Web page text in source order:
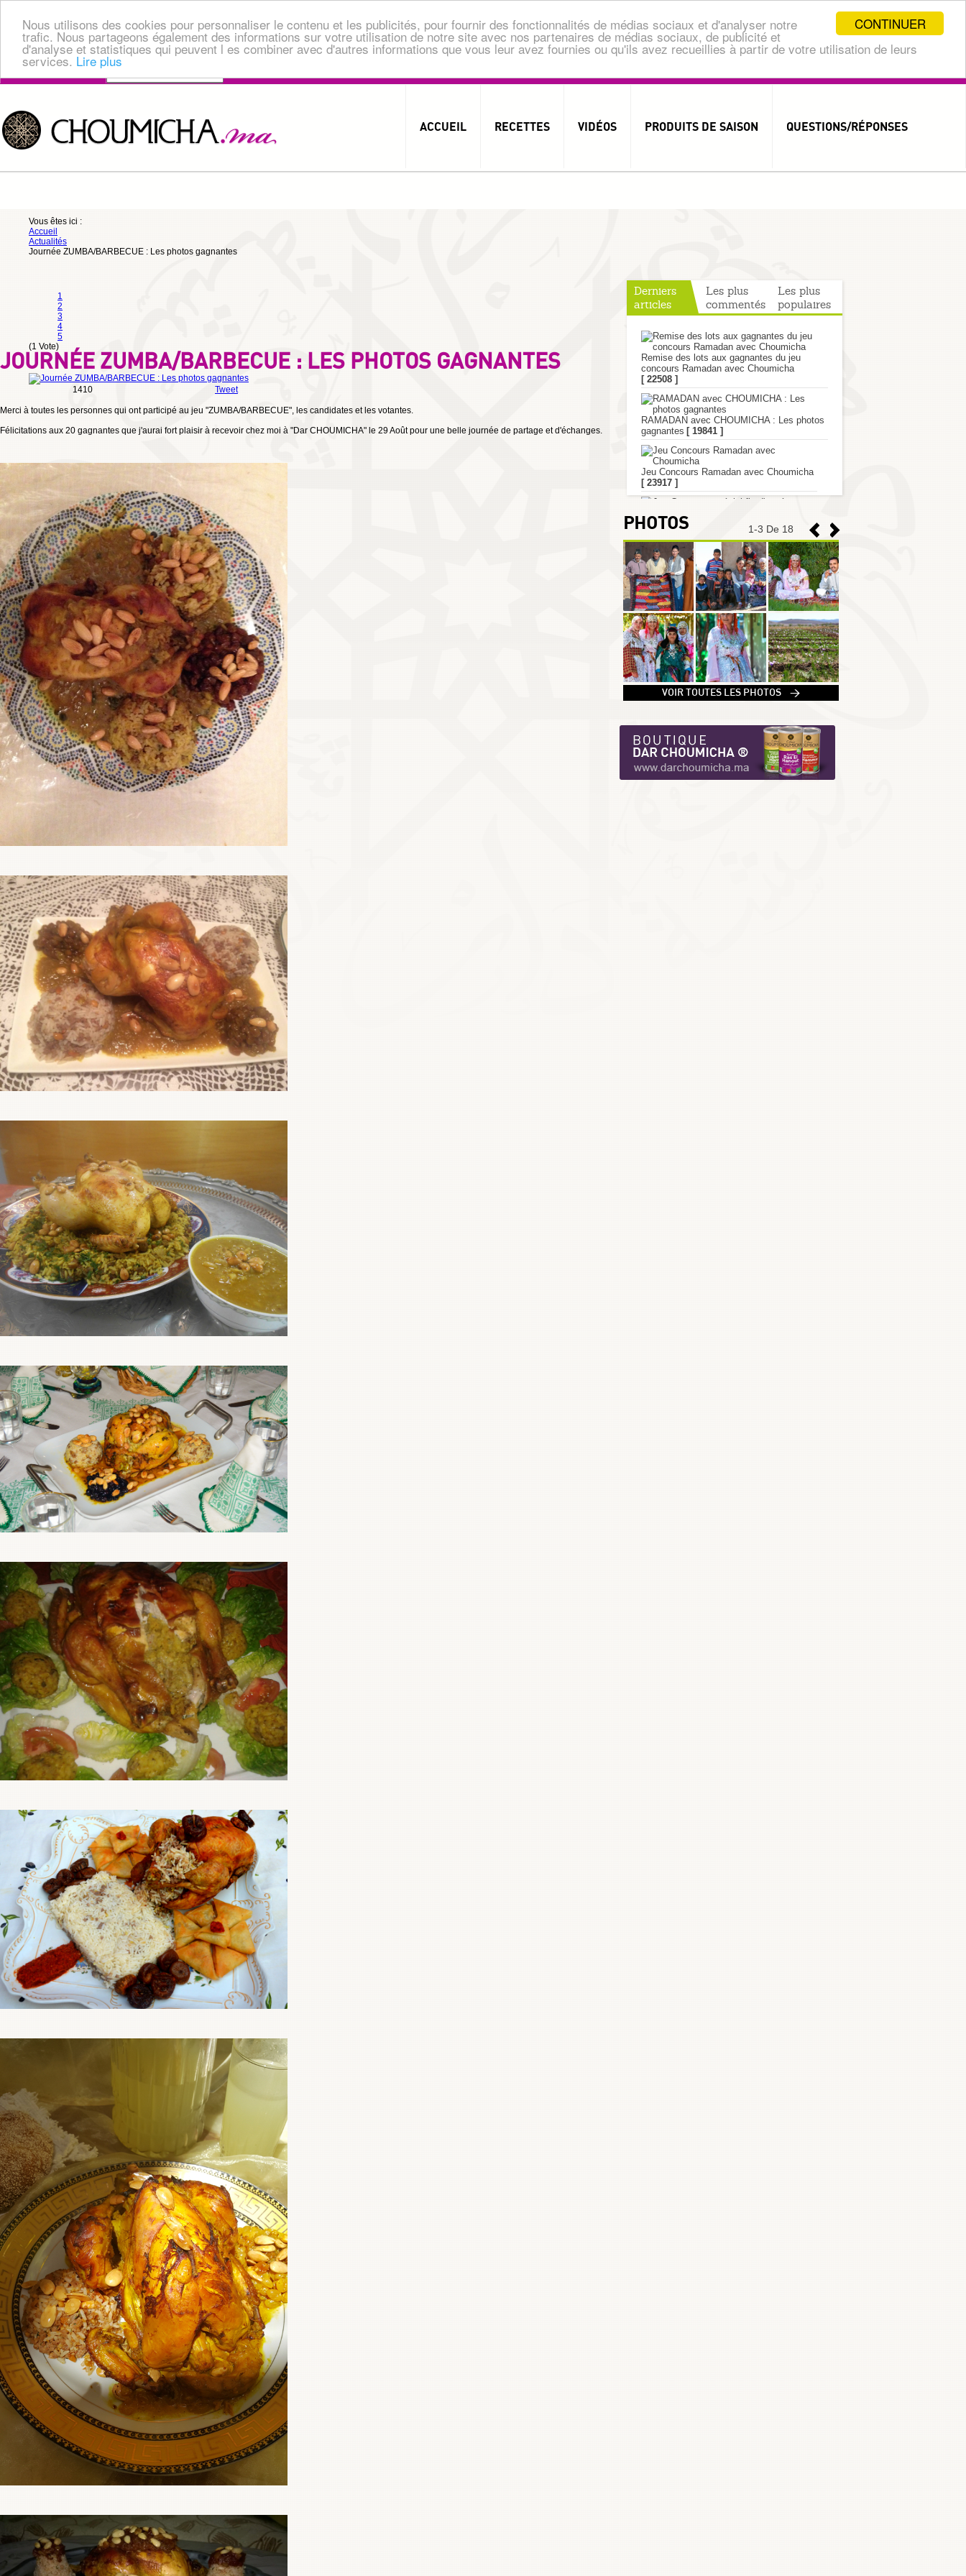
CONTINUER
Nous utilisons des cookies pour personnaliser le contenu et les publicités, pour fournir des fonctionnalités de médias sociaux et d'analyser notre
trafic. Nous partageons également des informations sur votre utilisation de notre site avec nos partenaires de médias sociaux, de publicité et
d'analyse et statistiques qui peuvent l es combiner avec d'autres informations que vous leur avez fournies ou qu'ils avez recueillies à partir de votre utilisation de leurs
services. Lire plus
CONNEXION ACCÉDEZ A VOTRE COMPTE
Se souvenir de moi
MOT DE PASSE OUBLIÉ ?
S'INSCRIRE
ACCUEIL RECETTES VIDÉOS PRODUITS DE SAISON QUESTIONS/RÉPONSES
Vous êtes ici :
Accueil
Actualités
Journée ZUMBA/BARBECUE : Les photos gagnantes
1
2
3
4
5
(1 Vote)
JOURNÉE ZUMBA/BARBECUE : LES PHOTOS GAGNANTES
1410 Tweet
Merci à toutes les personnes qui ont participé au jeu "ZUMBA/BARBECUE", les candidates et les votantes.
Félicitations aux 20 gagnantes que j'aurai fort plaisir à recevoir chez moi à "Dar CHOUMICHA" le 29 Août pour une belle journée de partage et d'échanges.
Derniers
articles
Les plus
commentés
Les plus
populaires
Remise des lots aux gagnantes du jeu
concours Ramadan avec Choumicha
[ 22508 ]
RAMADAN avec CHOUMICHA : Les photos
gagnantes [ 19841 ]
Jeu Concours Ramadan avec Choumicha
[ 23917 ]
Jeu Concours spécial fin d'année
L'émission Ch'hiwat Bladi est de retour
[ 19547 ]
1-3 De 18
PHOTOS
1 VOIR TOUTES LES PHOTOS >